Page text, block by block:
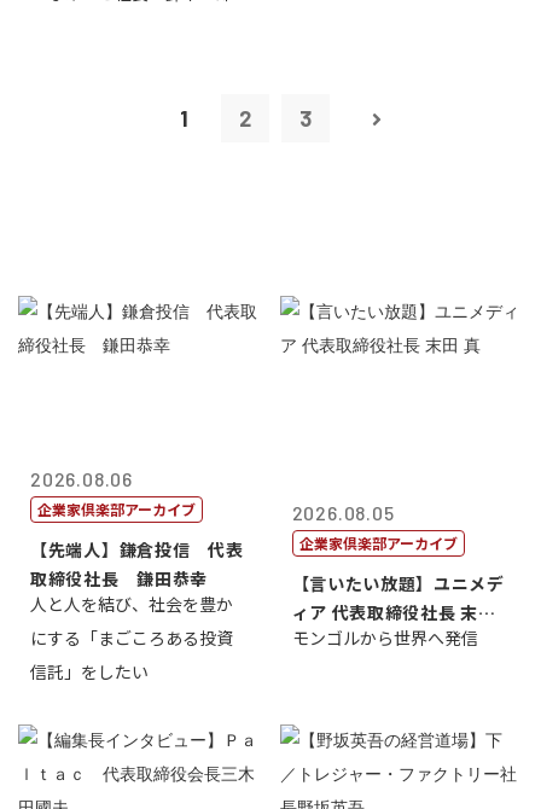
1 2 3
2026.08.06
企業家倶楽部アーカイブ
【先端人】鎌倉投信 代表
取締役社長 鎌田恭幸
人と人を結び、社会を豊か
にする「まごころある投資
信託」をしたい
2026.08.05
企業家倶楽部アーカイブ
【言いたい放題】ユニメデ
ィア 代表取締役社長 末田
真
モンゴルから世界へ発信